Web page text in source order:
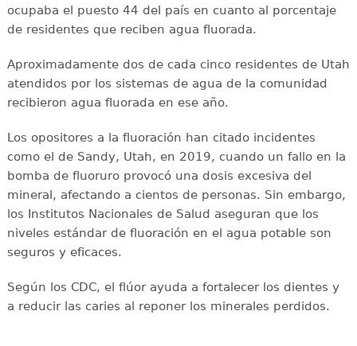
ocupaba el puesto 44 del país en cuanto al porcentaje
de residentes que reciben agua fluorada.
Aproximadamente dos de cada cinco residentes de Utah
atendidos por los sistemas de agua de la comunidad
recibieron agua fluorada en ese año.
Los opositores a la fluoración han citado incidentes
como el de Sandy, Utah, en 2019, cuando un fallo en la
bomba de fluoruro provocó una dosis excesiva del
mineral, afectando a cientos de personas. Sin embargo,
los Institutos Nacionales de Salud aseguran que los
niveles estándar de fluoración en el agua potable son
seguros y eficaces.
Según los CDC, el flúor ayuda a fortalecer los dientes y
a reducir las caries al reponer los minerales perdidos.